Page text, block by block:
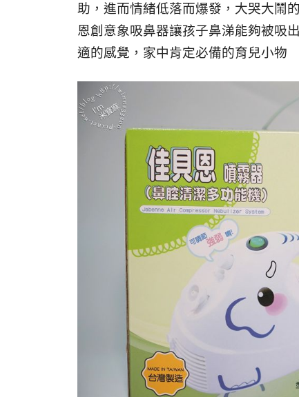
助，進而情緒低落而爆發，大哭大鬧
恩創意象吸鼻器讓孩子鼻涕能夠被吸
適的感覺，家中肯定必備的育兒小物